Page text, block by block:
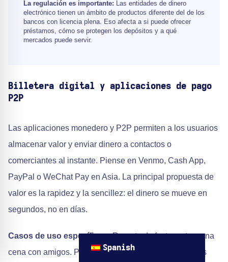
La regulación es importante: Las entidades de dinero
electrónico tienen un ámbito de productos diferente del de los
bancos con licencia plena. Eso afecta a si puede ofrecer
préstamos, cómo se protegen los depósitos y a qué
mercados puede servir.
Billetera digital y aplicaciones de pago
P2P
Las aplicaciones monedero y P2P permiten a los usuarios
almacenar valor y enviar dinero a contactos o
comerciantes al instante. Piense en Venmo, Cash App,
PayPal o WeChat Pay en Asia. La principal propuesta de
valor es la rapidez y la sencillez: el dinero se mueve en
segundos, no en días.
Casos de uso específicos:Reparto de facturas tras una
cena con amigos. Propinas a creadores en plataformas
Spanish